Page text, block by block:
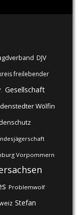
DJV
freilebender
Gesellschaft
Wölfin
Vorpommern
Problemwolf
Stefan